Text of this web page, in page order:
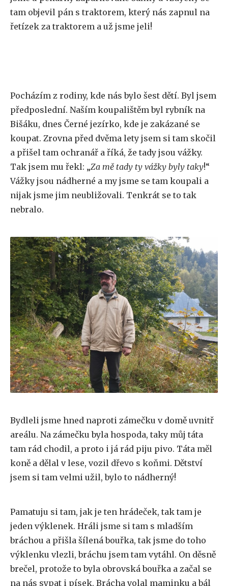
tam objevil pán s traktorem, který nás zapnul na
řetízek za traktorem a už jsme jeli!
Pocházím z rodiny, kde nás bylo šest dětí. Byl jsem
předposlední. Naším koupalištěm byl rybník na
Bišáku, dnes Černé jezírko, kde je zakázané se
koupat. Zrovna před dvěma lety jsem si tam skočil
a přišel tam ochranář a říká, že tady jsou vážky.
Tak jsem mu řekl: „Za mě tady ty vážky byly taky!“
Vážky jsou nádherné a my jsme se tam koupali a
nijak jsme jim neubližovali. Tenkrát se to tak
nebralo.
Bydleli jsme hned naproti zámečku v domě uvnitř
areálu. Na zámečku byla hospoda, taky můj táta
tam rád chodil, a proto i já rád piju pivo. Táta měl
koně a dělal v lese, vozil dřevo s koňmi. Dětství
jsem si tam velmi užil, bylo to nádherný!
Pamatuju si tam, jak je ten hrádeček, tak tam je
jeden výklenek. Hráli jsme si tam s mladším
bráchou a přišla šílená bouřka, tak jsme do toho
výklenku vlezli, bráchu jsem tam vytáhl. On děsně
brečel, protože to byla obrovská bouřka a začal se
na nás sypat i písek. Brácha volal maminku a bál